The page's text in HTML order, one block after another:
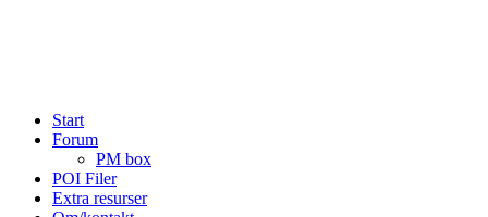
Start
Forum
PM box
POI Filer
Extra resurser